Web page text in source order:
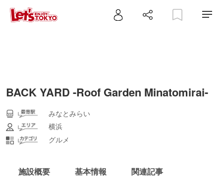
BACK YARD -Roof Garden Minatomirai-
みなとみらい
横浜
グルメ
施設概要 基本情報 関連記事